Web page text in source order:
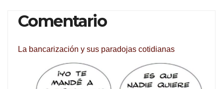
Comentario
La bancarización y sus paradojas cotidianas